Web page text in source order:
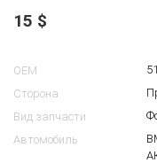
Форсунка
15
OEM